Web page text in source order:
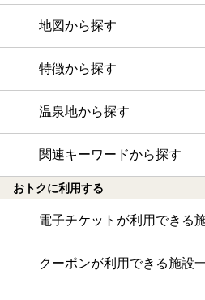
地図から探す
特徴から探す
温泉地から探す
関連キーワードから探す
おトクに利用する
電子チケットが利用できる
クーポンが利用できる施設